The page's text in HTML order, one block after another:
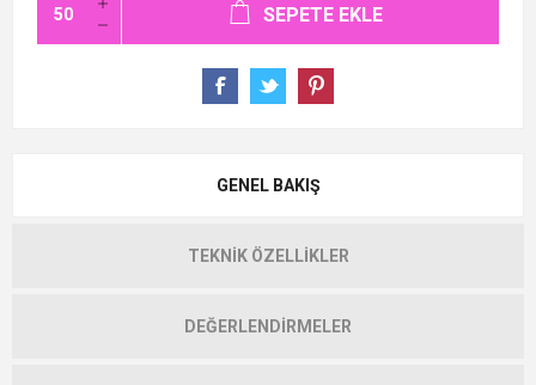
SEPETE EKLE
GENEL BAKIŞ
TEKNIK ÖZELLIKLER
DEĞERLENDIRMELER